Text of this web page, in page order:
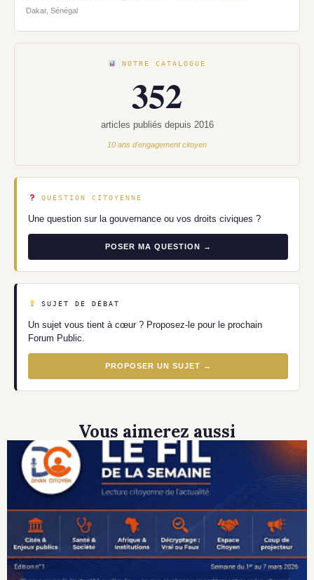
Dakar, Sénégal
NOTRE CATALOGUE
352
articles publiés depuis 2016
10 ans d'engagement citoyen
QUESTION CITOYENNE
Une question sur la gouvernance ou vos droits civiques ?
POSER MA QUESTION →
SUJET DE DÉBAT
Un sujet vous tient à cœur ? Proposez-le pour le prochain
Forum Public.
PROPOSER UN SUJET →
Vous aimerez aussi